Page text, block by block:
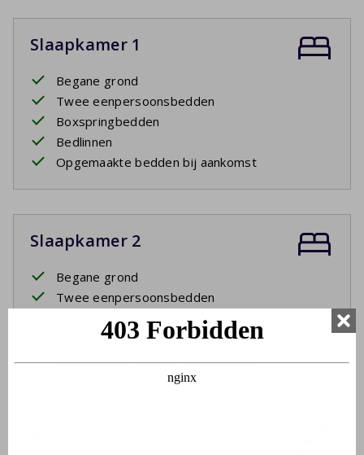
Slaapkamer 1
Begane grond
Twee eenpersoonsbedden
Boxspringbedden
Bedlinnen
Opgemaakte bedden bij aankomst
Slaapkamer 2
Begane grond
Twee eenpersoonsbedden
Boxspringbedden
Bedlinnen
Opgemaakte bedden bij aankomst